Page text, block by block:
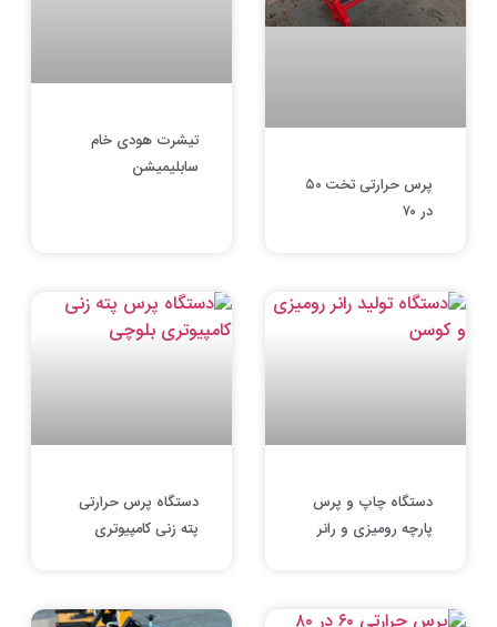
پرس حرارتی تخت ۵۰
در ۷۰
تیشرت هودی خام
سابلیمیشن
دستگاه چاپ و پرس
پارچه رومیزی و رانر
دستگاه پرس حرارتی
پته زنی کامپیوتری